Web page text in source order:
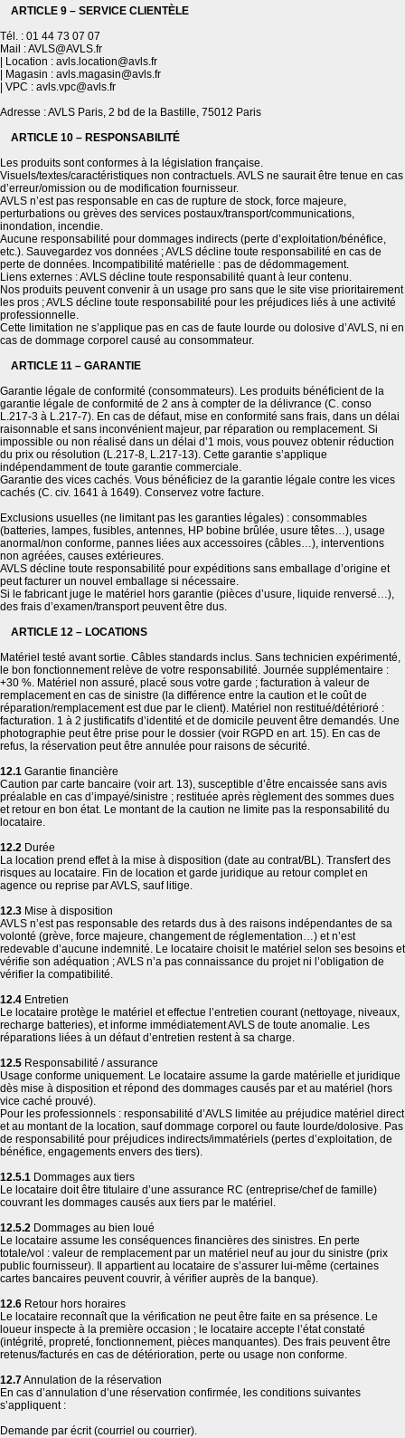
ARTICLE 9 – SERVICE CLIENTÈLE
Tél. : 01 44 73 07 07
Mail : AVLS@AVLS.fr
| Location : avls.location@avls.fr
| Magasin : avls.magasin@avls.fr
| VPC : avls.vpc@avls.fr
Adresse : AVLS Paris, 2 bd de la Bastille, 75012 Paris
ARTICLE 10 – RESPONSABILITÉ
Les produits sont conformes à la législation française.
Visuels/textes/caractéristiques non contractuels. AVLS ne saurait être tenue en cas
d’erreur/omission ou de modification fournisseur.
AVLS n’est pas responsable en cas de rupture de stock, force majeure,
perturbations ou grèves des services postaux/transport/communications,
inondation, incendie.
Aucune responsabilité pour dommages indirects (perte d’exploitation/bénéfice,
etc.). Sauvegardez vos données ; AVLS décline toute responsabilité en cas de
perte de données. Incompatibilité matérielle : pas de dédommagement.
Liens externes : AVLS décline toute responsabilité quant à leur contenu.
Nos produits peuvent convenir à un usage pro sans que le site vise prioritairement
les pros ; AVLS décline toute responsabilité pour les préjudices liés à une activité
professionnelle.
Cette limitation ne s’applique pas en cas de faute lourde ou dolosive d’AVLS, ni en
cas de dommage corporel causé au consommateur.
ARTICLE 11 – GARANTIE
Garantie légale de conformité (consommateurs). Les produits bénéficient de la
garantie légale de conformité de 2 ans à compter de la délivrance (C. conso
L.217-3 à L.217-7). En cas de défaut, mise en conformité sans frais, dans un délai
raisonnable et sans inconvénient majeur, par réparation ou remplacement. Si
impossible ou non réalisé dans un délai d’1 mois, vous pouvez obtenir réduction
du prix ou résolution (L.217-8, L.217-13). Cette garantie s’applique
indépendamment de toute garantie commerciale.
Garantie des vices cachés. Vous bénéficiez de la garantie légale contre les vices
cachés (C. civ. 1641 à 1649). Conservez votre facture.
Exclusions usuelles (ne limitant pas les garanties légales) : consommables
(batteries, lampes, fusibles, antennes, HP bobine brûlée, usure têtes…), usage
anormal/non conforme, pannes liées aux accessoires (câbles…), interventions
non agréées, causes extérieures.
AVLS décline toute responsabilité pour expéditions sans emballage d’origine et
peut facturer un nouvel emballage si nécessaire.
Si le fabricant juge le matériel hors garantie (pièces d’usure, liquide renversé…),
des frais d’examen/transport peuvent être dus.
ARTICLE 12 – LOCATIONS
Matériel testé avant sortie. Câbles standards inclus. Sans technicien expérimenté,
le bon fonctionnement relève de votre responsabilité. Journée supplémentaire :
+30 %. Matériel non assuré, placé sous votre garde ; facturation à valeur de
remplacement en cas de sinistre (la différence entre la caution et le coût de
réparation/remplacement est due par le client). Matériel non restitué/détérioré :
facturation. 1 à 2 justificatifs d’identité et de domicile peuvent être demandés. Une
photographie peut être prise pour le dossier (voir RGPD en art. 15). En cas de
refus, la réservation peut être annulée pour raisons de sécurité.
12.1 Garantie financière
Caution par carte bancaire (voir art. 13), susceptible d’être encaissée sans avis
préalable en cas d’impayé/sinistre ; restituée après règlement des sommes dues
et retour en bon état. Le montant de la caution ne limite pas la responsabilité du
locataire.
12.2 Durée
La location prend effet à la mise à disposition (date au contrat/BL). Transfert des
risques au locataire. Fin de location et garde juridique au retour complet en
agence ou reprise par AVLS, sauf litige.
12.3 Mise à disposition
AVLS n’est pas responsable des retards dus à des raisons indépendantes de sa
volonté (grève, force majeure, changement de réglementation…) et n’est
redevable d’aucune indemnité. Le locataire choisit le matériel selon ses besoins et
vérifie son adéquation ; AVLS n’a pas connaissance du projet ni l’obligation de
vérifier la compatibilité.
12.4 Entretien
Le locataire protège le matériel et effectue l’entretien courant (nettoyage, niveaux,
recharge batteries), et informe immédiatement AVLS de toute anomalie. Les
réparations liées à un défaut d’entretien restent à sa charge.
12.5 Responsabilité / assurance
Usage conforme uniquement. Le locataire assume la garde matérielle et juridique
dès mise à disposition et répond des dommages causés par et au matériel (hors
vice caché prouvé).
Pour les professionnels : responsabilité d’AVLS limitée au préjudice matériel direct
et au montant de la location, sauf dommage corporel ou faute lourde/dolosive. Pas
de responsabilité pour préjudices indirects/immatériels (pertes d’exploitation, de
bénéfice, engagements envers des tiers).
12.5.1 Dommages aux tiers
Le locataire doit être titulaire d’une assurance RC (entreprise/chef de famille)
couvrant les dommages causés aux tiers par le matériel.
12.5.2 Dommages au bien loué
Le locataire assume les conséquences financières des sinistres. En perte
totale/vol : valeur de remplacement par un matériel neuf au jour du sinistre (prix
public fournisseur). Il appartient au locataire de s’assurer lui-même (certaines
cartes bancaires peuvent couvrir, à vérifier auprès de la banque).
12.6 Retour hors horaires
Le locataire reconnaît que la vérification ne peut être faite en sa présence. Le
loueur inspecte à la première occasion ; le locataire accepte l’état constaté
(intégrité, propreté, fonctionnement, pièces manquantes). Des frais peuvent être
retenus/facturés en cas de détérioration, perte ou usage non conforme.
12.7Annulation de la réservation
En cas d’annulation d’une réservation confirmée, les conditions suivantes
s’appliquent :
Demande par écrit (courriel ou courrier).